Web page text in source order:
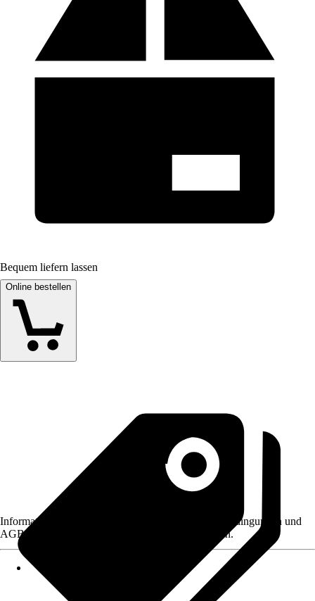
Bequem liefern lassen
Online bestellen
Informationen des Verkäufers, wie z. B. Rückgabebedingungen und
AGB, finden Sie bei Klick auf den Verkäufernamen.